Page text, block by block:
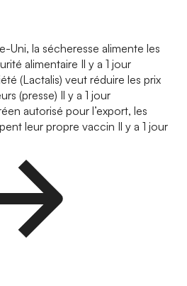
Uni, la sécheresse alimente les
alimentaire Il y a 1 jour
(Lactalis) veut réduire les prix
(presse) Il y a 1 jour
autorisé pour l’export, les
leur propre vaccin Il y a 1 jour